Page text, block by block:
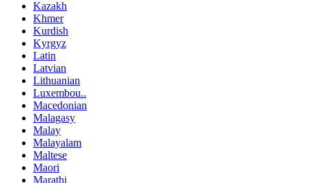
Kazakh
Khmer
Kurdish
Kyrgyz
Latin
Latvian
Lithuanian
Luxembou..
Macedonian
Malagasy
Malay
Malayalam
Maltese
Maori
Marathi